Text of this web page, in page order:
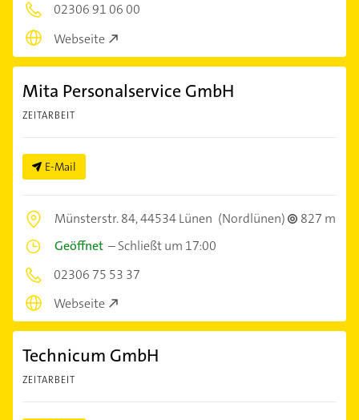
02306 91 06 00
Webseite
Mita Personalservice GmbH
ZEITARBEIT
E-Mail
Münsterstr. 84,44534 Lünen (Nordlünen)
827 m
Geöffnet –Schließt um 17:00
02306 75 53 37
Webseite
Technicum GmbH
ZEITARBEIT